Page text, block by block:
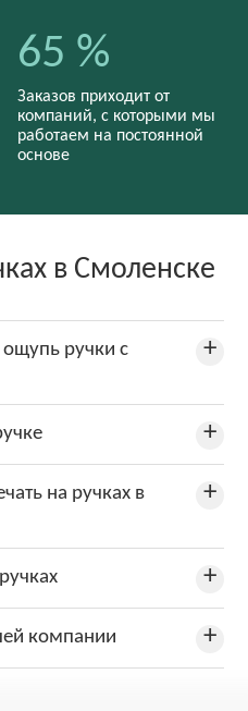
65 %
Заказов приходит от
компаний, с которыми мы
работаем на постоянной
основе
в Смоленске
ручки с
на ручках в
компании